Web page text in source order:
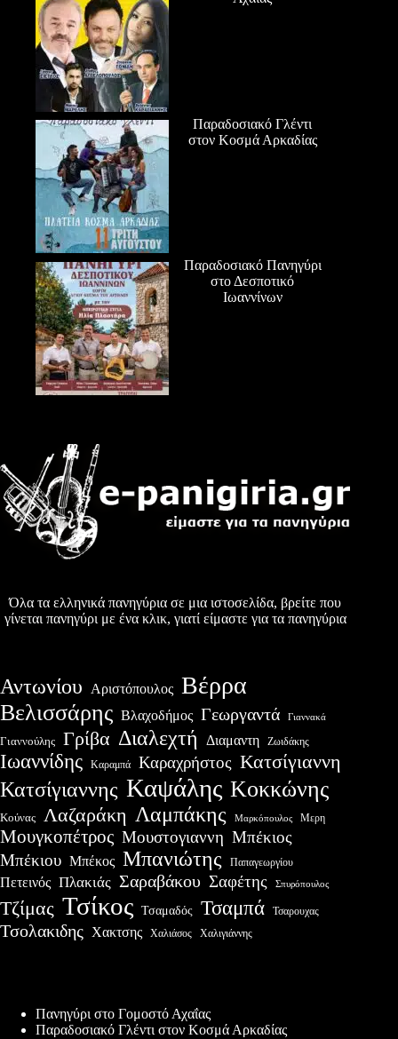
Παραδοσιακό Γλέντι
στον Κοσμά Αρκαδίας
Παραδοσιακό Πανηγύρι
στο Δεσποτικό
Ιωαννίνων
Όλα τα ελληνικά πανηγύρια σε μια ιστοσελίδα, βρείτε που
γίνεται πανηγύρι με ένα κλικ, γιατί είμαστε για τα πανηγύρια
Αντωνίου Αριστόπουλος Βέρρα
Βελισσάρης Βλαχοδήμος Γεωργαντά Γιαννακά
Γιαννούλης Γρίβα Διαλεχτή Διαμαντη Ζωιδάκης
Ιωαννίδης Καραμπά Καραχρήστος Κατσίγιαννη
Κατσίγιαννης Καψάλης Κοκκώνης
Κούνας Λαζαράκη Λαμπάκης Μαρκόπουλος Μερη
Μουγκοπέτρος Μουστογιαννη Μπέκιος
Μπέκιου Μπέκος Μπανιώτης Παπαγεωργίου
Πετεινός Πλακιάς Σαραβάκου Σαφέτης Σπυρόπουλος
Τζίμας Τσίκος Τσαμαδός Τσαμπά Τσαρουχας
Τσολακιδης Χακτσης Χαλιάσος Χαλιγιάννης
Πανηγύρι στο Γομοστό Αχαΐας
Παραδοσιακό Γλέντι στον Κοσμά Αρκαδίας